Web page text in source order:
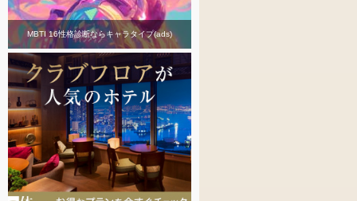
MBTI 16性格診断ならキャラタイプ(ads)